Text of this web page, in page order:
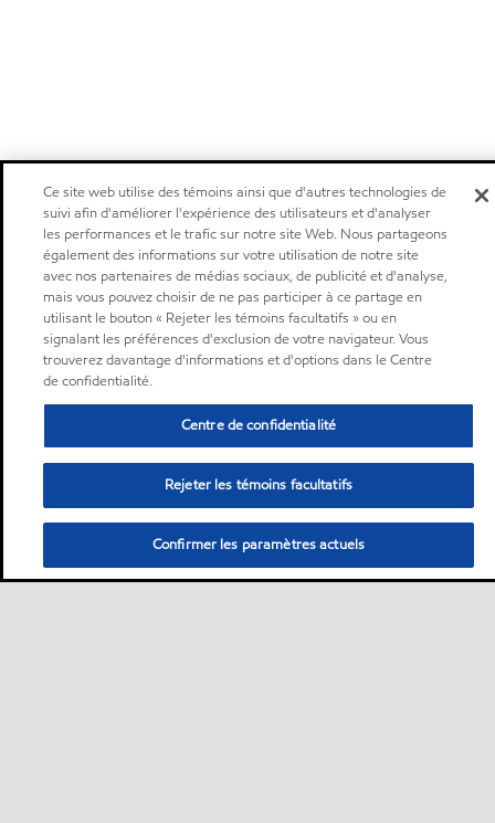
Ce site web utilise des témoins ainsi que d'autres technologies de
suivi afin d'améliorer l'expérience des utilisateurs et d'analyser
les performances et le trafic sur notre site Web. Nous partageons
également des informations sur votre utilisation de notre site
avec nos partenaires de médias sociaux, de publicité et d'analyse,
mais vous pouvez choisir de ne pas participer à ce partage en
utilisant le bouton « Rejeter les témoins facultatifs » ou en
signalant les préférences d'exclusion de votre navigateur. Vous
trouverez davantage d'informations et d'options dans le Centre
de confidentialité.
Centre de confidentialité
Rejeter les témoins facultatifs
Confirmer les paramètres actuels